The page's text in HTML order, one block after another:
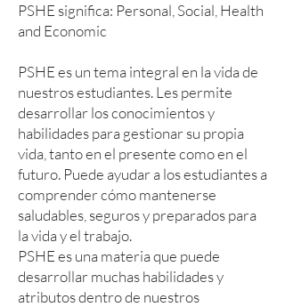
PSHE significa: Personal, Social, Health
and Economic
PSHE es un tema integral en la vida de
nuestros estudiantes. Les permite
desarrollar los conocimientos y
habilidades para gestionar su propia
vida, tanto en el presente como en el
futuro. Puede ayudar a los estudiantes a
comprender cómo mantenerse
saludables, seguros y preparados para
la vida y el trabajo.
PSHE es una materia que puede
desarrollar muchas habilidades y
atributos dentro de nuestros